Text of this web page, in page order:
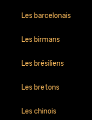
Les barcelonais
Les birmans
Les brésiliens
Les bretons
Les chinois